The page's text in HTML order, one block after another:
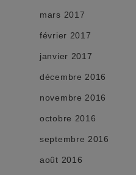
mars 2017
février 2017
janvier 2017
décembre 2016
novembre 2016
octobre 2016
septembre 2016
août 2016